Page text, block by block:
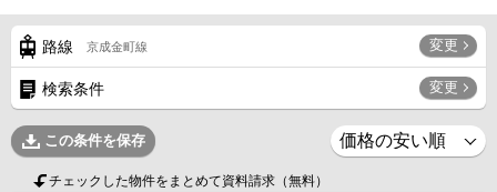
路線 京成金町線 変更
検索条件 変更
この条件を保存
チェックした物件をまとめて資料請求（無料）